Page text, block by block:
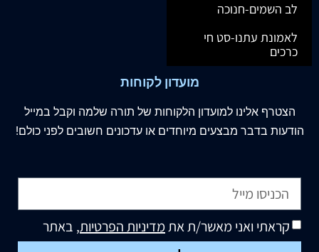
לב השמים-חנוכה
לאמונת עתנו-סט חי
כרכים
מועדון לקוחות
הצטרף אלינו למועדון הלקוחות של תורה שלמה וקבל במייל
הודעות בדבר מבצעים מיוחדים או עדכונים חשובים לפני כולם!
קראתי ואני מאשר/ת אתמדיניות הפרטיות, באתר